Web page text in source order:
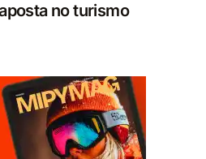
no turismo